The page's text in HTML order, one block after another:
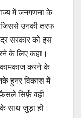
में जनगणना के
जिससे उनकी तरफ
सरकार को इस
के लिए कहा।
कामकाज करने के
हुनर विकास में
सिर्फ़ वही
साथ जुड़ा हो।